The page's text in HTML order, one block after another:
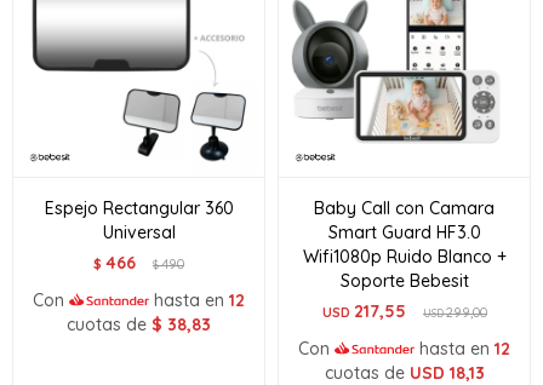
Espejo Rectangular 360
Universal
$ 466 $490
Con hasta en 12
cuotas de $ 38,83
Baby Call con Camara
Smart Guard HF3.0
Wifi1080p Ruido Blanco +
Soporte Bebesit
USD 217,55 USD299,00
Con hasta en 12
cuotas de USD 18,13